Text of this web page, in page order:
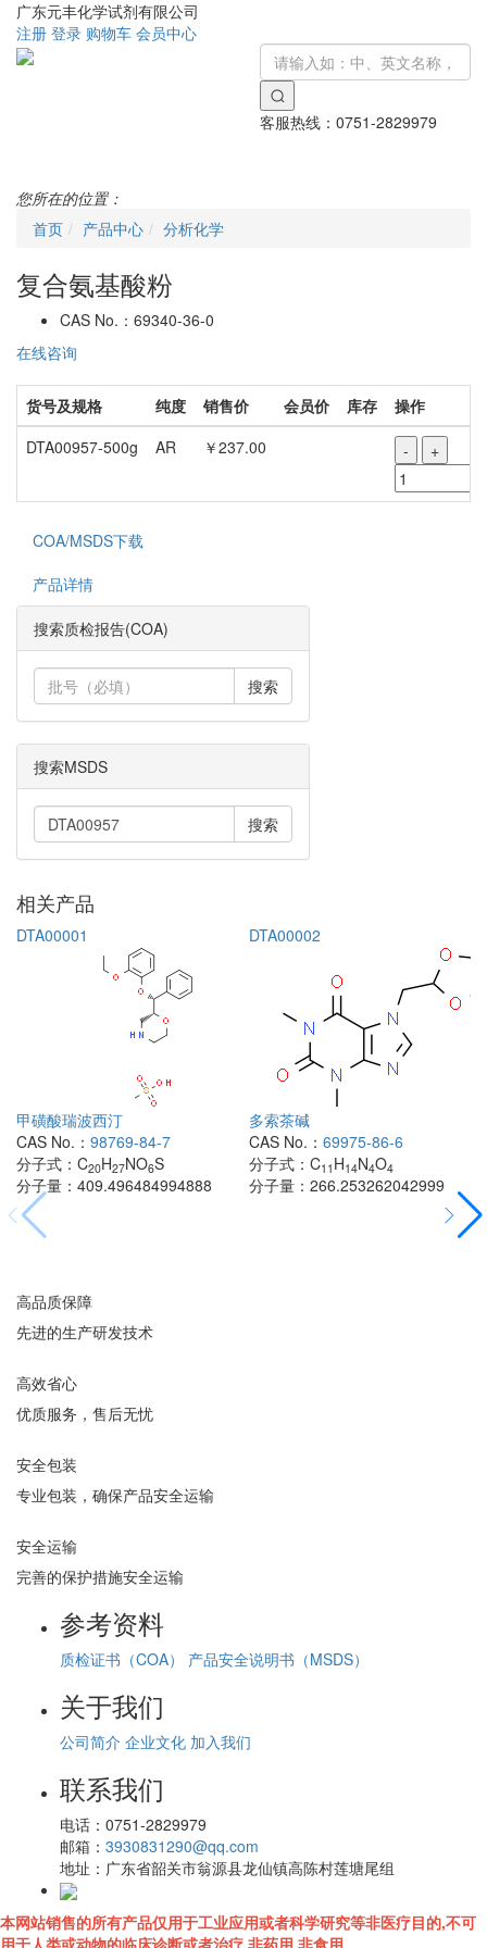
广东元丰化学试剂有限公司
注册 登录 购物车 会员中心
客服热线： 0751-2829979
您所在的位置：
首页
产品中心 分析化学
复合氨基酸粉
CAS No.： 69340-36-0
在线咨询
货号及规格 纯度 销售价 会员价 库存
操作
DTA00957-500g
AR ￥237.00 - +
COA/MSDS下载
产品详情
搜索质检报告(COA)
搜索
搜索MSDS
搜索
相关产品
DTA00001
甲磺酸瑞波西汀
CAS No.： 98769-84-7
分子式： C20H27NO6S
分子量： 409.496484994888
DTA00002
多索茶碱
CAS No.： 69975-86-6
分子式： C11 H14N4O4
分子量： 266.253262042999
高品质保障
先进的生产研发技术
高效省心
优质服务，售后无忧
安全包装
专业包装，确保产品安全运输
安全运输
完善的保护措施安全运输
参考资料
质检证书（COA） 产品安全说明书（MSDS）
关于我们
公司简介 企业文化 加入我们
联系我们
电话： 0751-2829979
邮箱： 3930831290@qq.com
地址： 广东省韶关市翁源县龙仙镇高陈村莲塘尾组
本网站销售的所有产品仅用于工业应用或者科学研究等非医疗目的,不可